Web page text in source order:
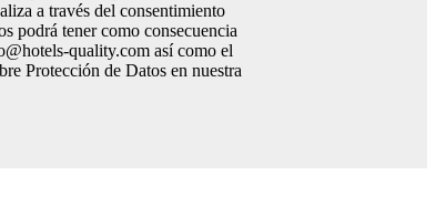
a través del consentimiento
podrá tener como consecuencia
quality.com así como el
Protección de Datos en nuestra